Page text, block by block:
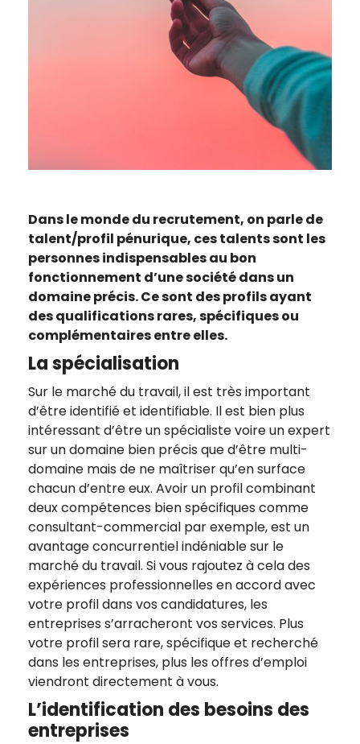
Dans le monde du recrutement, on parle de
talent/profil pénurique, ces talents sont les
personnes indispensables au bon
fonctionnement d’une société dans un
domaine précis. Ce sont des profils ayant
des qualifications rares, spécifiques ou
complémentaires entre elles.
La spécialisation
Sur le marché du travail, il est très important
d’être identifié et identifiable. Il est bien plus
intéressant d’être un spécialiste voire un expert
sur un domaine bien précis que d’être multi-
domaine mais de ne maîtriser qu’en surface
chacun d’entre eux. Avoir un profil combinant
deux compétences bien spécifiques comme
consultant-commercial par exemple, est un
avantage concurrentiel indéniable sur le
marché du travail. Si vous rajoutez à cela des
expériences professionnelles en accord avec
votre profil dans vos candidatures, les
entreprises s’arracheront vos services. Plus
votre profil sera rare, spécifique et recherché
dans les entreprises, plus les offres d’emploi
viendront directement à vous.
L’identification des besoins des
entreprises